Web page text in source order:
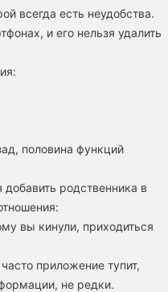
всегда есть неудобства.
и его нельзя удалить
половина функций
родственника в
вы кинули, приходиться
приложение тупит,
не редки.